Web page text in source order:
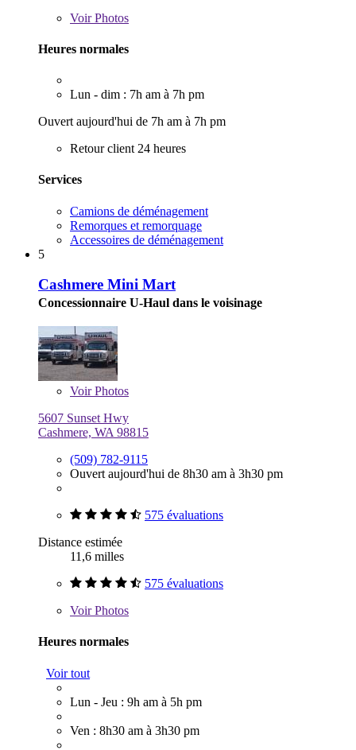
VoirPhotos
Heures normales
Lun - dim : 7h am à 7h pm
Ouvert aujourd'hui de 7h am à 7h pm
Retour client 24 heures
Services
Camions de déménagement
Remorques et remorquage
Accessoires de déménagement
5
Cashmere Mini Mart
Concessionnaire U-Haul dans le voisinage
VoirPhotos
5607 Sunset Hwy
Cashmere, WA 98815
(509) 782-9115
Ouvert aujourd'hui de 8h30 am à 3h30 pm
575 évaluations
Distance estimée
11,6 milles
575 évaluations
VoirPhotos
Heures normales
Voir tout
Lun - Jeu : 9h am à 5h pm
Ven : 8h30 am à 3h30 pm